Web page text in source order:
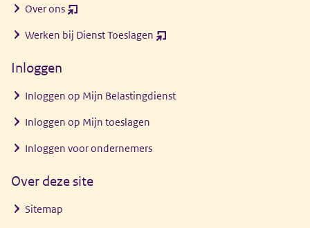
Over ons (opent
venster)
Werken bij Dienst Toeslagen (opent
Inloggen
Inloggen op Mijn Belastingdienst
Inloggen op Mijn toeslagen
Inloggen voor ondernemers
Over deze site
Sitemap